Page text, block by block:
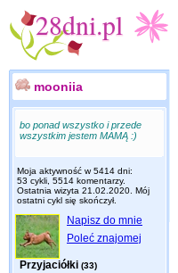
mooniia
bo ponad wszystko i przede
wszystkim jestem MAMĄ :)
Moja aktywność w 5414 dni:
53 cykli, 5514 komentarzy.
Ostatnia wizyta 21.02.2020 . Mój
ostatni cykl się skończył.
Napisz do mnie
Poleć znajomej
Przyjaciółki (33)